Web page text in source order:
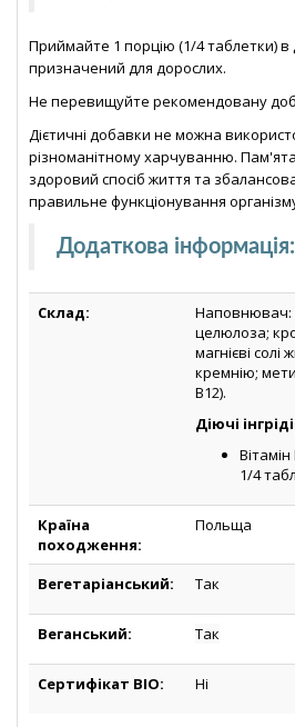
Приймайте 1 порцію (1/4 таблетки)
призначений для дорослих.
Не перевищуйте рекомендовану
Дієтичні добавки не можна
різноманітному харчуванню.
здоровий спосіб життя та
правильне функціонування
Додаткова інформація:
Склад:
Наповнювач:
целюлоза;
магнієві солі
кремнію;
В12).
Діючі
1/4
Країна
походження:
Польща
Вегетаріанський: Так
Веганський: Так
Сертифікат BIO: Ні